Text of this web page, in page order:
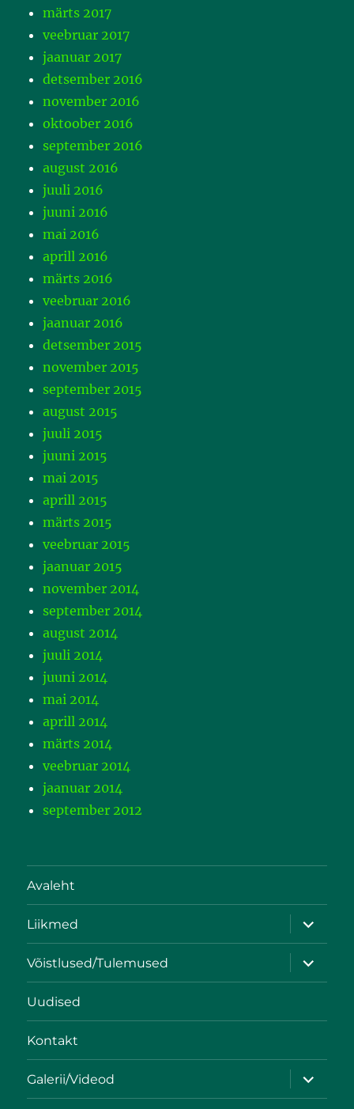
märts 2017
veebruar 2017
jaanuar 2017
detsember 2016
november 2016
oktoober 2016
september 2016
august 2016
juuli 2016
juuni 2016
mai 2016
aprill 2016
märts 2016
veebruar 2016
jaanuar 2016
detsember 2015
november 2015
september 2015
august 2015
juuli 2015
juuni 2015
mai 2015
aprill 2015
märts 2015
veebruar 2015
jaanuar 2015
november 2014
september 2014
august 2014
juuli 2014
juuni 2014
mai 2014
aprill 2014
märts 2014
veebruar 2014
jaanuar 2014
september 2012
Avaleht
Liikmed
Võistlused/Tulemused
Uudised
Kontakt
Galerii/Videod